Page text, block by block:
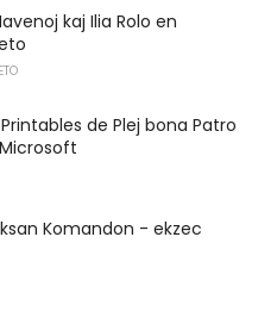
kaj Ilia Rolo en
de Plej bona Patro
Komandon - ekzec